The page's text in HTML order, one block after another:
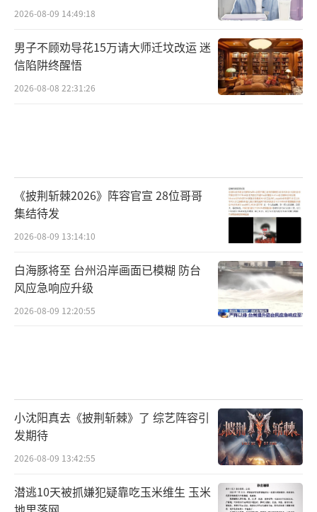
2026-08-09 14:49:18
男子不顾劝导花15万请大师迁坟改运 迷
信陷阱终醒悟
2026-08-08 22:31:26
《披荆斩棘2026》阵容官宣 28位哥哥
集结待发
2026-08-09 13:14:10
白海豚将至 台州沿岸画面已模糊 防台
风应急响应升级
2026-08-09 12:20:55
小沈阳真去《披荆斩棘》了 综艺阵容引
发期待
2026-08-09 13:42:55
潜逃10天被抓嫌犯疑靠吃玉米维生 玉米